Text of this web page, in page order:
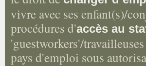
vivre avec ses enfant(s)/
procédures d'accès au
'guestworkers'/
pays d'emploi sous